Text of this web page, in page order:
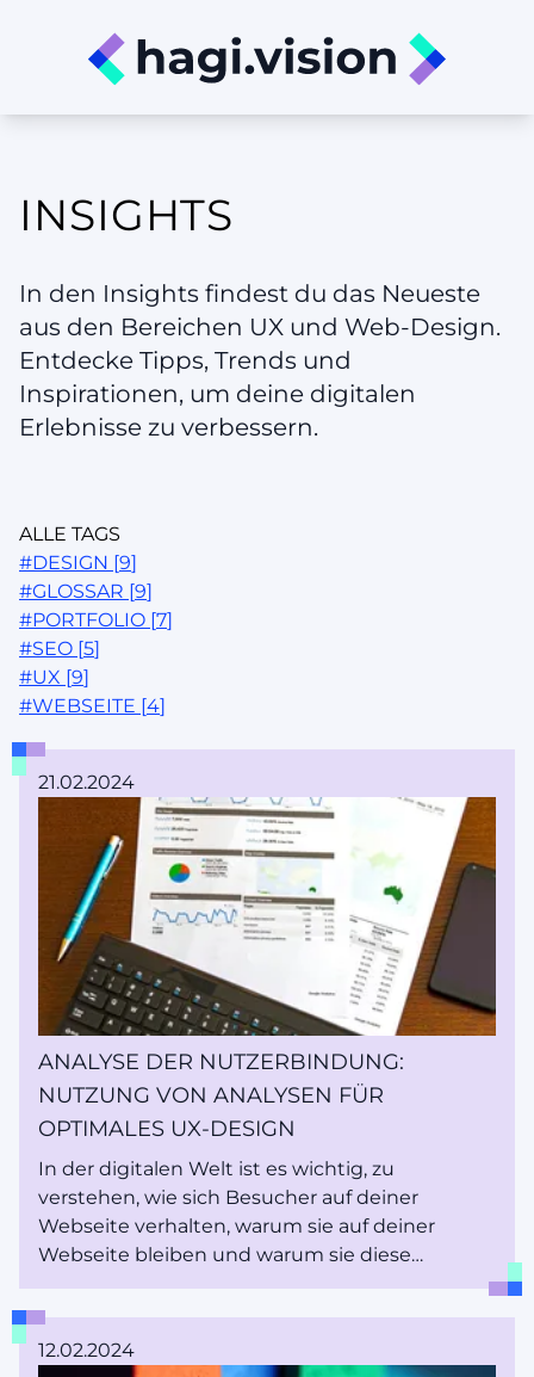
INSIGHTS
In den Insights findest du das Neueste
aus den Bereichen UX und Web-Design.
Entdecke Tipps, Trends und
Inspirationen, um deine digitalen
Erlebnisse zu verbessern.
ALLE TAGS
#DESIGN [9]
#GLOSSAR [9]
#PORTFOLIO [7]
#SEO [5]
#UX [9]
#WEBSEITE [4]
21.02.2024
ANALYSE DER NUTZERBINDUNG:
NUTZUNG VON ANALYSEN FÜR
OPTIMALES UX-DESIGN
In der digitalen Welt ist es wichtig, zu
verstehen, wie sich Besucher auf deiner
Webseite verhalten, warum sie auf deiner
Webseite bleiben und warum sie diese
verlassen. Dafür braucht es keine Magie,
sondern Analysen, die dir verraten, wie sich
Nutzer auf deiner Webseite verhalten.
12.02.2024